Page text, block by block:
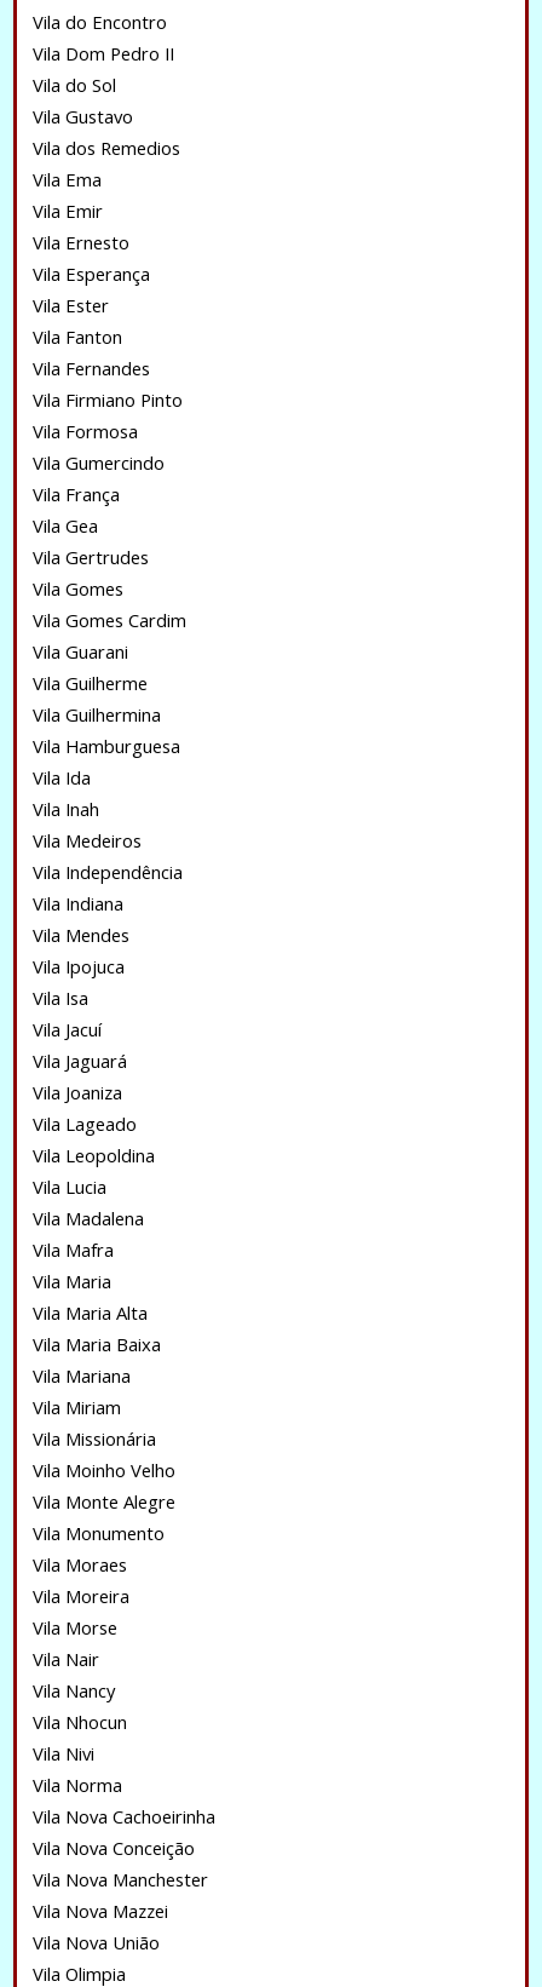
Vila do Encontro
Vila Dom Pedro II
Vila do Sol
Vila Gustavo
Vila dos Remedios
Vila Ema
Vila Emir
Vila Ernesto
Vila Esperança
Vila Ester
Vila Fanton
Vila Fernandes
Vila Firmiano Pinto
Vila Formosa
Vila Gumercindo
Vila França
Vila Gea
Vila Gertrudes
Vila Gomes
Vila Gomes Cardim
Vila Guarani
Vila Guilherme
Vila Guilhermina
Vila Hamburguesa
Vila Ida
Vila Inah
Vila Medeiros
Vila Independência
Vila Indiana
Vila Mendes
Vila Ipojuca
Vila Isa
Vila Jacuí
Vila Jaguará
Vila Joaniza
Vila Lageado
Vila Leopoldina
Vila Lucia
Vila Madalena
Vila Mafra
Vila Maria
Vila Maria Alta
Vila Maria Baixa
Vila Mariana
Vila Miriam
Vila Missionária
Vila Moinho Velho
Vila Monte Alegre
Vila Monumento
Vila Moraes
Vila Moreira
Vila Morse
Vila Nair
Vila Nancy
Vila Nhocun
Vila Nivi
Vila Norma
Vila Nova Cachoeirinha
Vila Nova Conceição
Vila Nova Manchester
Vila Nova Mazzei
Vila Nova União
Vila Olimpia